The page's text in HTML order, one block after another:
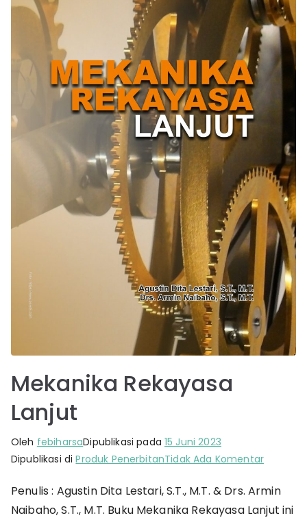
Mekanika Rekayasa
Lanjut
Oleh febiharsaDipublikasi pada 15 Juni 2023
Dipublikasi diProduk PenerbitanTidak Ada Komentarpada
Lanjut
Penulis : Agustin Dita Lestari, S.T., M.T. & Drs. Armin
Naibaho, S.T., M.T. Buku Mekanika Rekayasa Lanjut ini